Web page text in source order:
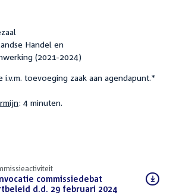
Handel en
(2021-2024)
i.v.m. toevoeging zaak aan agendapunt.*
: 4 minuten.
commissiedebat
d.d. 29 februari 2024(PDF)